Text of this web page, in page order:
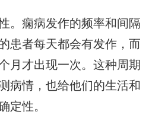
。痫病发作的频率和间隔
患者每天都会有发作，而
月才出现一次。这种周期
病情，也给他们的生活和
定性。